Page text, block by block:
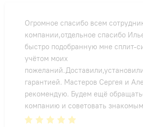
Огромное спасибо всем
компании,отдельное спасибо
быстро подобранную мне сплит-
учётом моих
гарантией. Мастеров Сергея и
рекомендую. Будем ещё
компанию и советовать